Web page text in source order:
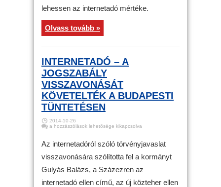
lehessen az internetadó mértéke.
Olvass tovább »
INTERNETADÓ – A
JOGSZABÁLY
VISSZAVONÁSÁT
KÖVETELTÉK A BUDAPESTI
TÜNTETÉSEN
2014-10-26
Internetadó
jogszabály
visszavonását
a
tüntetésen
bejegyzéshez
a hozzászólások lehetősége kikapcsolva
Az internetadóról szóló törvényjavaslat
visszavonására szólította fel a kormányt
Gulyás Balázs, a Százezren az
internetadó ellen című, az új közteher ellen